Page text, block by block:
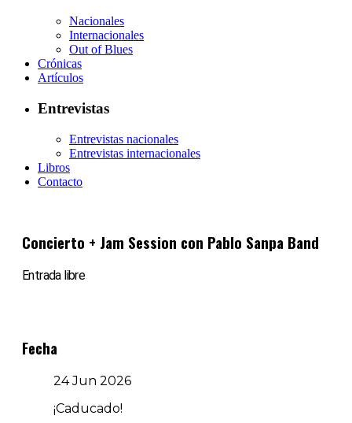
Nacionales
Internacionales
Out of Blues
Crónicas
Artículos
Entrevistas
Entrevistas nacionales
Entrevistas internacionales
Libros
Contacto
Concierto + Jam Session con Pablo Sanpa Band
Entrada libre
Fecha
24 Jun 2026
¡Caducado!